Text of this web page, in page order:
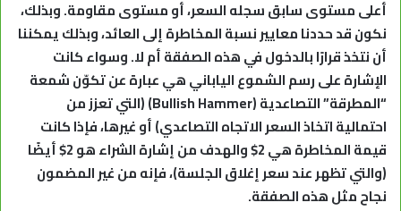
أعلى مستوى سابق سجله السعر، أو مستوى مقاومة. وبذلك،
نكون قد حددنا معايير نسبة المخاطرة إلى العائد، وبذلك يمكننا
أن نتخذ قرارًا بالدخول في هذه الصفقة أم لا. وسواء كانت
الإشارة على رسم الشموع الياباني هي عبارة عن تكوّن شمعة
“المطرقة” التصاعدية (Bullish Hammer) (التي تعزز من
احتمالية اتخاذ السعر الاتجاه التصاعدي) أو غيرها، فإذا كانت
قيمة المخاطرة هي 2$ والهدف من إشارة الشراء هو 2$ أيضًا
(والتي تظهر عند سعر إغلاق الجلسة)، فإنه من غير المضمون
نجاح مثل هذه الصفقة.